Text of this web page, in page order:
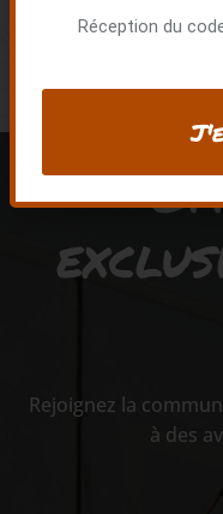
Mars 2025
Rejoignez la
à des
Réception du